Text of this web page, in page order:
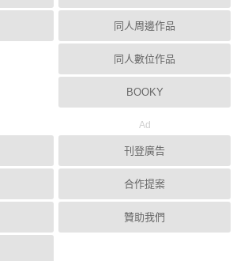
同人周邊作品
同人數位作品
BOOKY
Ad
刊登廣告
合作提案
贊助我們